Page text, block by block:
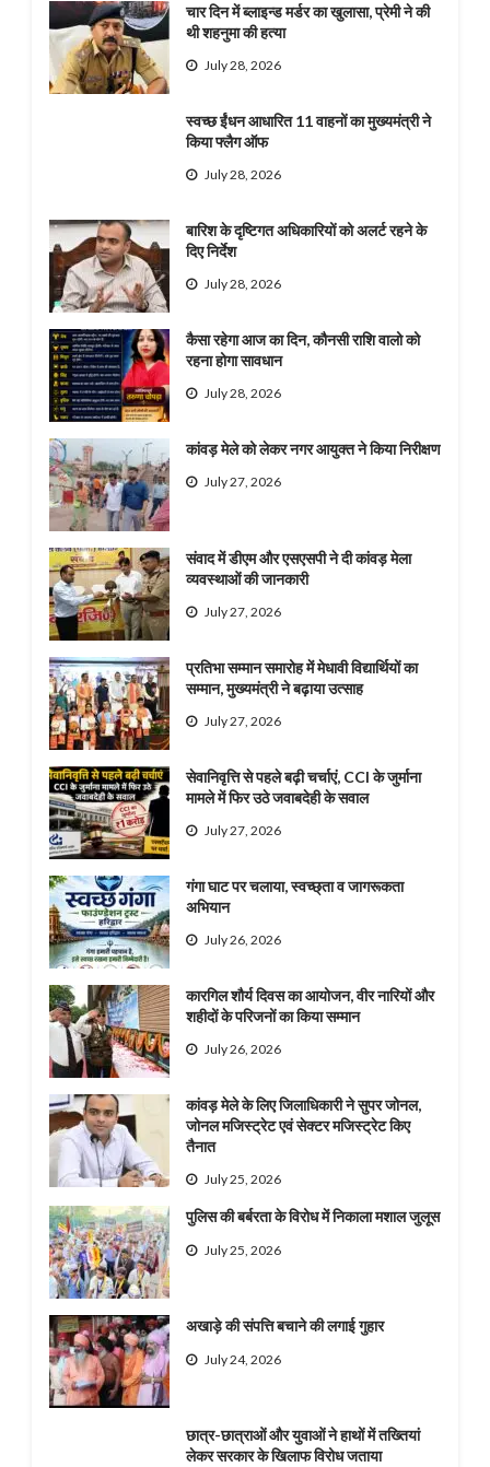
चार दिन में ब्लाइन्ड मर्डर का खुलासा, प्रेमी ने की
थी शहनुमा की हत्या
July 28, 2026
स्वच्छ ईंधन आधारित 11 वाहनों का मुख्यमंत्री ने
किया फ्लैग ऑफ
July 28, 2026
बारिश के दृष्टिगत अधिकारियों को अलर्ट रहने के
दिए निर्देश
July 28, 2026
कैसा रहेगा आज का दिन, कौनसी राशि वालो को
रहना होगा सावधान
July 28, 2026
कांवड़ मेले को लेकर नगर आयुक्त ने किया निरीक्षण
July 27, 2026
संवाद में डीएम और एसएसपी ने दी कांवड़ मेला
व्यवस्थाओं की जानकारी
July 27, 2026
प्रतिभा सम्मान समारोह में मेधावी विद्यार्थियों का
सम्मान, मुख्यमंत्री ने बढ़ाया उत्साह
July 27, 2026
सेवानिवृत्ति से पहले बढ़ी चर्चाएं, CCI के जुर्माना
मामले में फिर उठे जवाबदेही के सवाल
July 27, 2026
गंगा घाट पर चलाया, स्वच्छ्ता व जागरूकता
अभियान
July 26, 2026
कारगिल शौर्य दिवस का आयोजन, वीर नारियों और
शहीदों के परिजनों का किया सम्मान
July 26, 2026
कांवड़ मेले के लिए जिलाधिकारी ने सुपर जोनल,
जोनल मजिस्ट्रेट एवं सेक्टर मजिस्ट्रेट किए
तैनात
July 25, 2026
पुलिस की बर्बरता के विरोध में निकाला मशाल जुलूस
July 25, 2026
अखाड़े की संपत्ति बचाने की लगाई गुहार
July 24, 2026
छात्र-छात्राओं और युवाओं ने हाथों में तख्तियां
लेकर सरकार के खिलाफ विरोध जताया